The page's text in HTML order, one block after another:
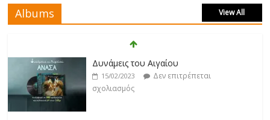
17/02/2023
Δεν επιτρέπεται
σχολιασμός
Albums View All
Δυνάμεις του Αιγαίου
15/02/2023
Δεν επιτρέπεται
σχολιασμός